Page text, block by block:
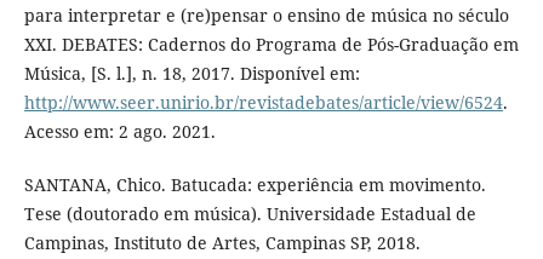
para interpretar e (re)pensar o ensino de música no século
XXI. DEBATES: Cadernos do Programa de Pós-Graduação em
Música, [S. l.], n. 18, 2017. Disponível em:
http://www.seer.unirio.br/revistadebates/article/view/6524.
Acesso em: 2 ago. 2021.
SANTANA, Chico. Batucada: experiência em movimento.
Tese (doutorado em música). Universidade Estadual de
Campinas, Instituto de Artes, Campinas SP, 2018.